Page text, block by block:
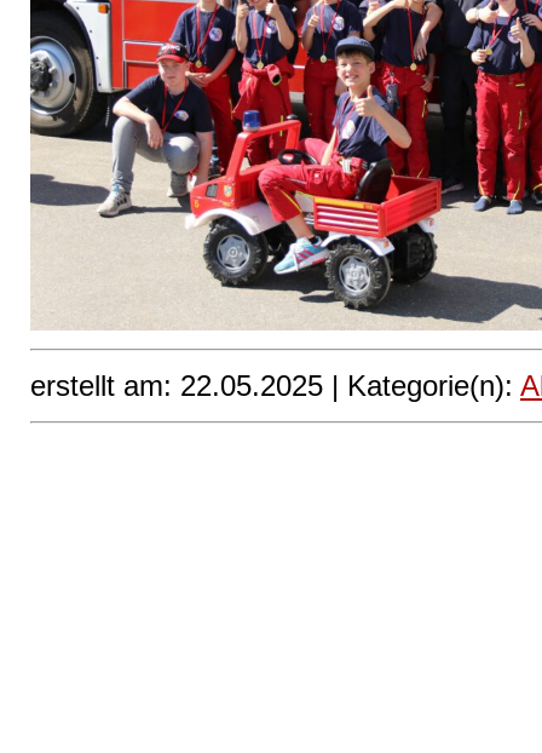
erstellt am: 22.05.2025 | Kategorie(n):